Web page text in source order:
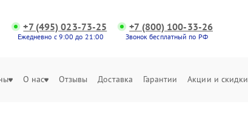
+7 (495) 023-73-25
Ежедневно с 9:00 до 21:00
+7 (800) 100-33-26
Звонок бесплатный по РФ
О нас Отзывы Доставка Гарантии Акции и скидки